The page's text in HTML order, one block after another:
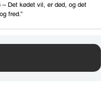
– Det kødet vil, er død, og det
fred.”